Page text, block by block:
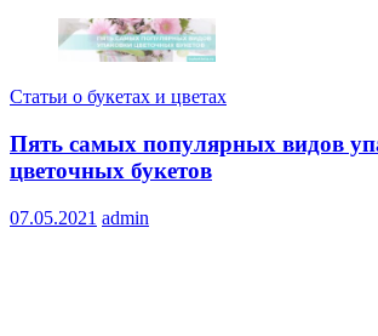
Статьи о букетах и цветах
Пять самых популярных видов
цветочных букетов
07.05.2021 admin